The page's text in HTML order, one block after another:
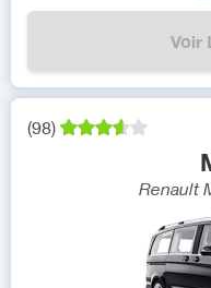
Voir
(98)
Renault